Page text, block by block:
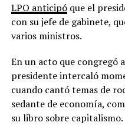
LPO anticipóque el
con su jefe de gabinete,
varios ministros.
En un acto que congregó
presidente intercaló
cuando cantó temas de
sedante de economía,
su libro sobre capitalismo.